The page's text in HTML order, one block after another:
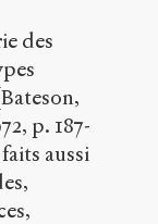
des
p. 187-
aussi